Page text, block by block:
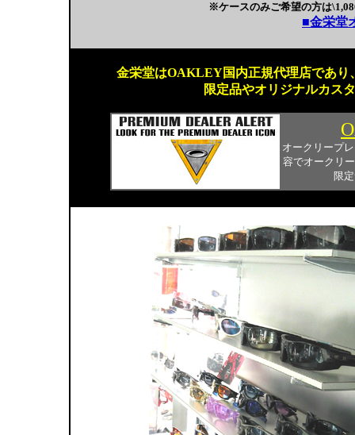
※ケースのみご希望の方は\1,080
■金栄堂
金栄堂はOAKLEY国内正規代理店であり
限定品やオリジナルカス
オークリープ
容でオークリ
限